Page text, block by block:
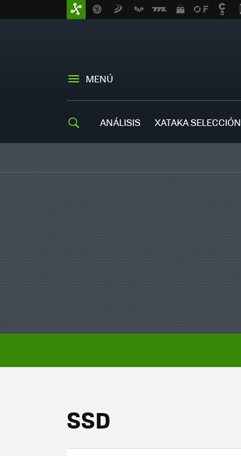
MENÚ
ANÁLISIS XATAKA SELECCIÓN
SSD